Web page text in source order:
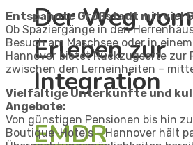
Der Weg vom
Erleben zur
Integration
EMDR
Entspannte Großstadt mit viel
Ob Spaziergänge in den
Besuch am Maschsee oder in
Hannover bietet Rückzugsorte zur
zwischen den Lerneinheiten –
Vielfältige Unterkünfte und
Angebote:
Von günstigen Pensionen bis hin
Boutique-Hotels – Hannover hält